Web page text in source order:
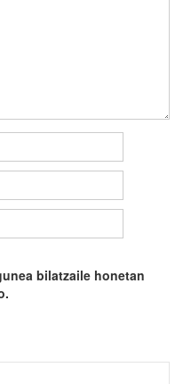
bilatzaile honetan